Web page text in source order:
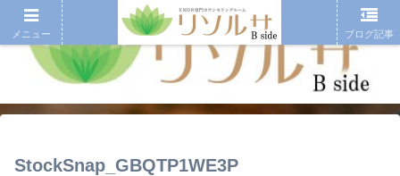
StockSnap_GBQTP1WE3P
メニュー ブログ記事